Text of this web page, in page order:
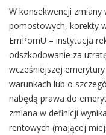
W konsekwencji
pomostowych, korekty
EmPomU – instytucja
odszkodowanie za
wcześniejszej
warunkach lub o
nabędą prawa do
zmiana w definicji
rentowych (mającej